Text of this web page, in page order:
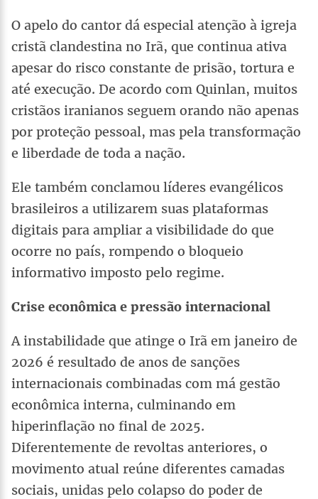
O apelo do cantor dá especial atenção à igreja
cristã clandestina no Irã, que continua ativa
apesar do risco constante de prisão, tortura e
até execução. De acordo com Quinlan, muitos
cristãos iranianos seguem orando não apenas
por proteção pessoal, mas pela transformação
e liberdade de toda a nação.
Ele também conclamou líderes evangélicos
brasileiros a utilizarem suas plataformas
digitais para ampliar a visibilidade do que
ocorre no país, rompendo o bloqueio
informativo imposto pelo regime.
Crise econômica e pressão internacional
A instabilidade que atinge o Irã em janeiro de
2026 é resultado de anos de sanções
internacionais combinadas com má gestão
econômica interna, culminando em
hiperinflação no final de 2025.
Diferentemente de revoltas anteriores, o
movimento atual reúne diferentes camadas
sociais, unidas pelo colapso do poder de